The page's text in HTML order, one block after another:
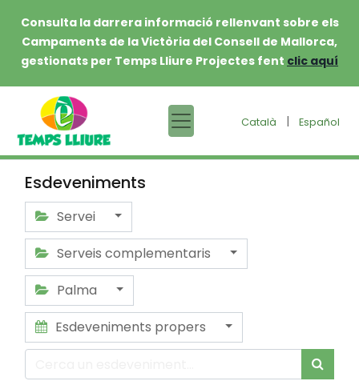
Consulta la darrera informació rellenvant sobre els
Campaments de la Victòria del Consell de Mallorca,
gestionats per Temps Lliure Projectes fent clic aquí
Català | Español
Esdeveniments
Servei
Serveis complementaris
Palma
Esdeveniments propers